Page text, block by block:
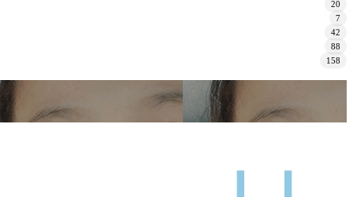
20
7
42
88
158